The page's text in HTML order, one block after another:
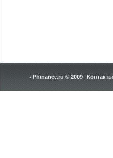
Phinance.ru © 2009 | Контакты